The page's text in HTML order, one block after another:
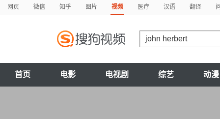
网页 微信 知乎 图片 视频 医疗 汉语 翻译
首页 电影 电视剧 综艺 动漫